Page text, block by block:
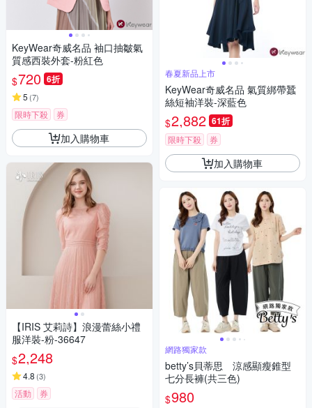
KeyWear奇威名品 袖口抽皺氣
質感西裝外套-粉紅色
$720 6折
5 (7)
限時下殺 券
加入購物車
【IRIS 艾莉詩】浪漫蕾絲小禮
服洋裝-粉-36647
$2,248
4.8 (3)
活動 券
春夏新品上市
KeyWear奇威名品 氣質綁帶蠶
絲短袖洋裝-深藍色
$2,882 61折
限時下殺 券
加入購物車
網路獨家款
betty’s貝蒂思 涼感顯瘦錐型
七分長褲(共三色)
$980